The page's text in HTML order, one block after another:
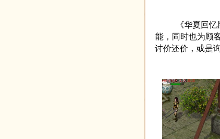
《华夏回忆版
能，同时也为顾
讨价还价，或是